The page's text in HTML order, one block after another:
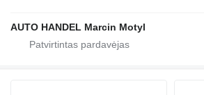
AUTO HANDEL Marcin Motyl